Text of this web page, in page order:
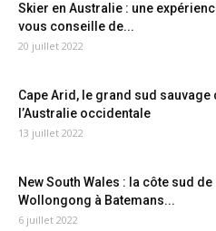
Skier en Australie : une
vous conseille de...
20 juillet 2022
Cape Arid, le grand sud sauvage
l’Australie occidentale
13 juillet 2022
New South Wales : la côte sud de
Wollongong à Batemans...
6 juillet 2022